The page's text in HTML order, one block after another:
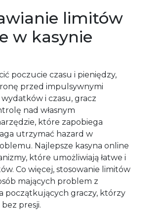
limitów
w kasynie
poczucie czasu i pieniędzy,
przed impulsywnymi
i czasu, gracz
nad własnym
które zapobiega
utrzymać hazard w
Najlepsze kasyna online
które umożliwiają łatwe i
Co więcej, stosowanie limitów
mających problem z
początkujących graczy, którzy
presji.